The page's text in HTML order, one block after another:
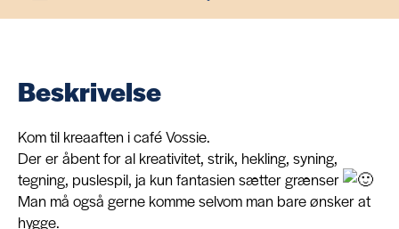
Kontakt
Beskrivelse
Kom til kreaaften i café Vossie.
Der er åbent for al kreativitet, strik, hekling, syning,
tegning, puslespil, ja kun fantasien sætter grænser
Man må også gerne komme selvom man bare ønsker at
hygge.